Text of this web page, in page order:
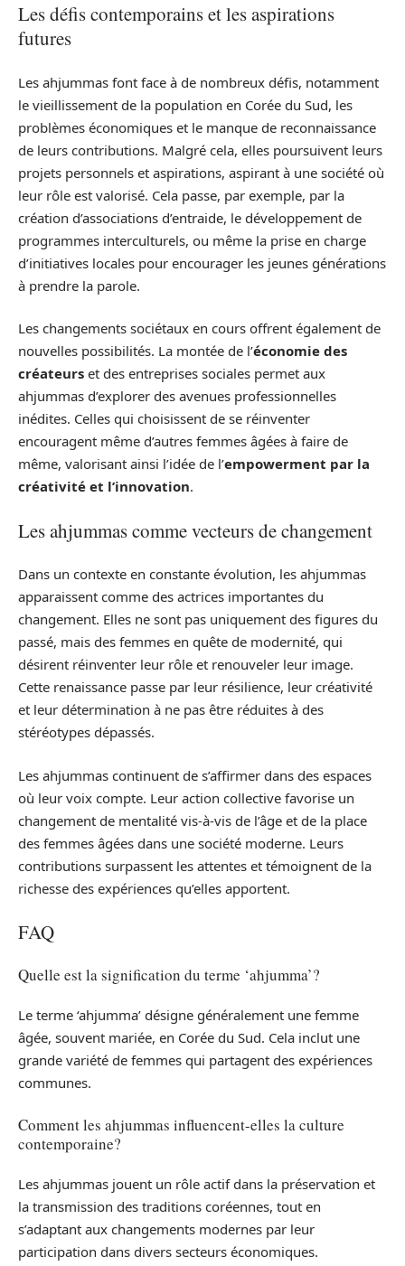
Les défis contemporains et les aspirations
futures
Les ahjummas font face à de nombreux défis, notamment
le vieillissement de la population en Corée du Sud, les
problèmes économiques et le manque de reconnaissance
de leurs contributions. Malgré cela, elles poursuivent leurs
projets personnels et aspirations, aspirant à une société où
leur rôle est valorisé. Cela passe, par exemple, par la
création d’associations d’entraide, le développement de
programmes interculturels, ou même la prise en charge
d’initiatives locales pour encourager les jeunes générations
à prendre la parole.
Les changements sociétaux en cours offrent également de
nouvelles possibilités. La montée de l’économie des
créateurs et des entreprises sociales permet aux
ahjummas d’explorer des avenues professionnelles
inédites. Celles qui choisissent de se réinventer
encouragent même d’autres femmes âgées à faire de
même, valorisant ainsi l’idée de l’empowerment par la
créativité et l’innovation.
Les ahjummas comme vecteurs de changement
Dans un contexte en constante évolution, les ahjummas
apparaissent comme des actrices importantes du
changement. Elles ne sont pas uniquement des figures du
passé, mais des femmes en quête de modernité, qui
désirent réinventer leur rôle et renouveler leur image.
Cette renaissance passe par leur résilience, leur créativité
et leur détermination à ne pas être réduites à des
stéréotypes dépassés.
Les ahjummas continuent de s’affirmer dans des espaces
où leur voix compte. Leur action collective favorise un
changement de mentalité vis-à-vis de l’âge et de la place
des femmes âgées dans une société moderne. Leurs
contributions surpassent les attentes et témoignent de la
richesse des expériences qu’elles apportent.
FAQ
Quelle est la signification du terme ‘ahjumma’?
Le terme ‘ahjumma’ désigne généralement une femme
âgée, souvent mariée, en Corée du Sud. Cela inclut une
grande variété de femmes qui partagent des expériences
communes.
Comment les ahjummas influencent-elles la culture
contemporaine?
Les ahjummas jouent un rôle actif dans la préservation et
la transmission des traditions coréennes, tout en
s’adaptant aux changements modernes par leur
participation dans divers secteurs économiques.